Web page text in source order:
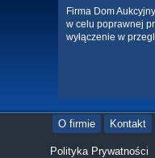
Firma Dom
w celu poprawnej
wyłączenie w
O firmie Kontakt
Polityka Prywatności